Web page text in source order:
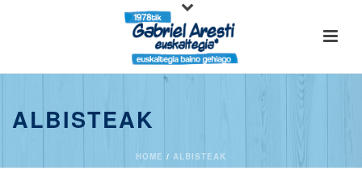
ALBISTEAK
HOME / ALBISTEAK